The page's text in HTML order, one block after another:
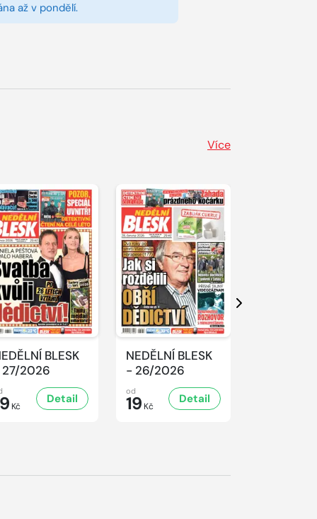
až v pondělí.
Více
BLESK
2026
Kč
Detail
NEDĚLNÍ BLESK
- 26/2026
od
19 Kč
Detail
Další